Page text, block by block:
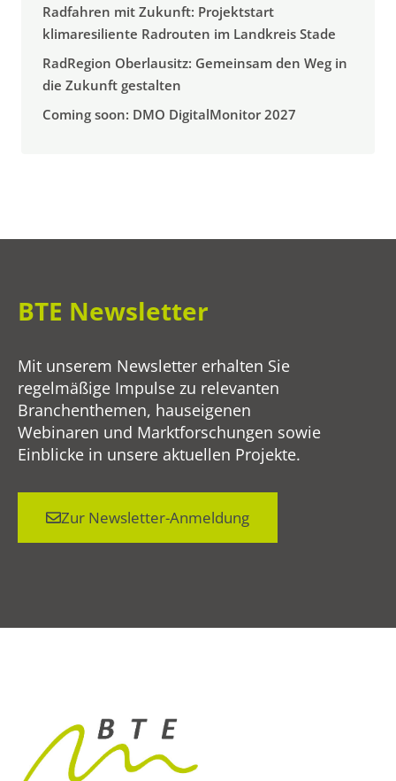
Radfahren mit Zukunft: Projektstart
klimaresiliente Radrouten im Landkreis Stade
RadRegion Oberlausitz: Gemeinsam den Weg in
die Zukunft gestalten
Coming soon: DMO DigitalMonitor 2027
BTE Newsletter
Mit unserem Newsletter erhalten Sie
regelmäßige Impulse zu relevanten
Branchenthemen, hauseigenen
Webinaren und Marktforschungen sowie
Einblicke in unsere aktuellen Projekte.
Zur Newsletter-Anmeldung